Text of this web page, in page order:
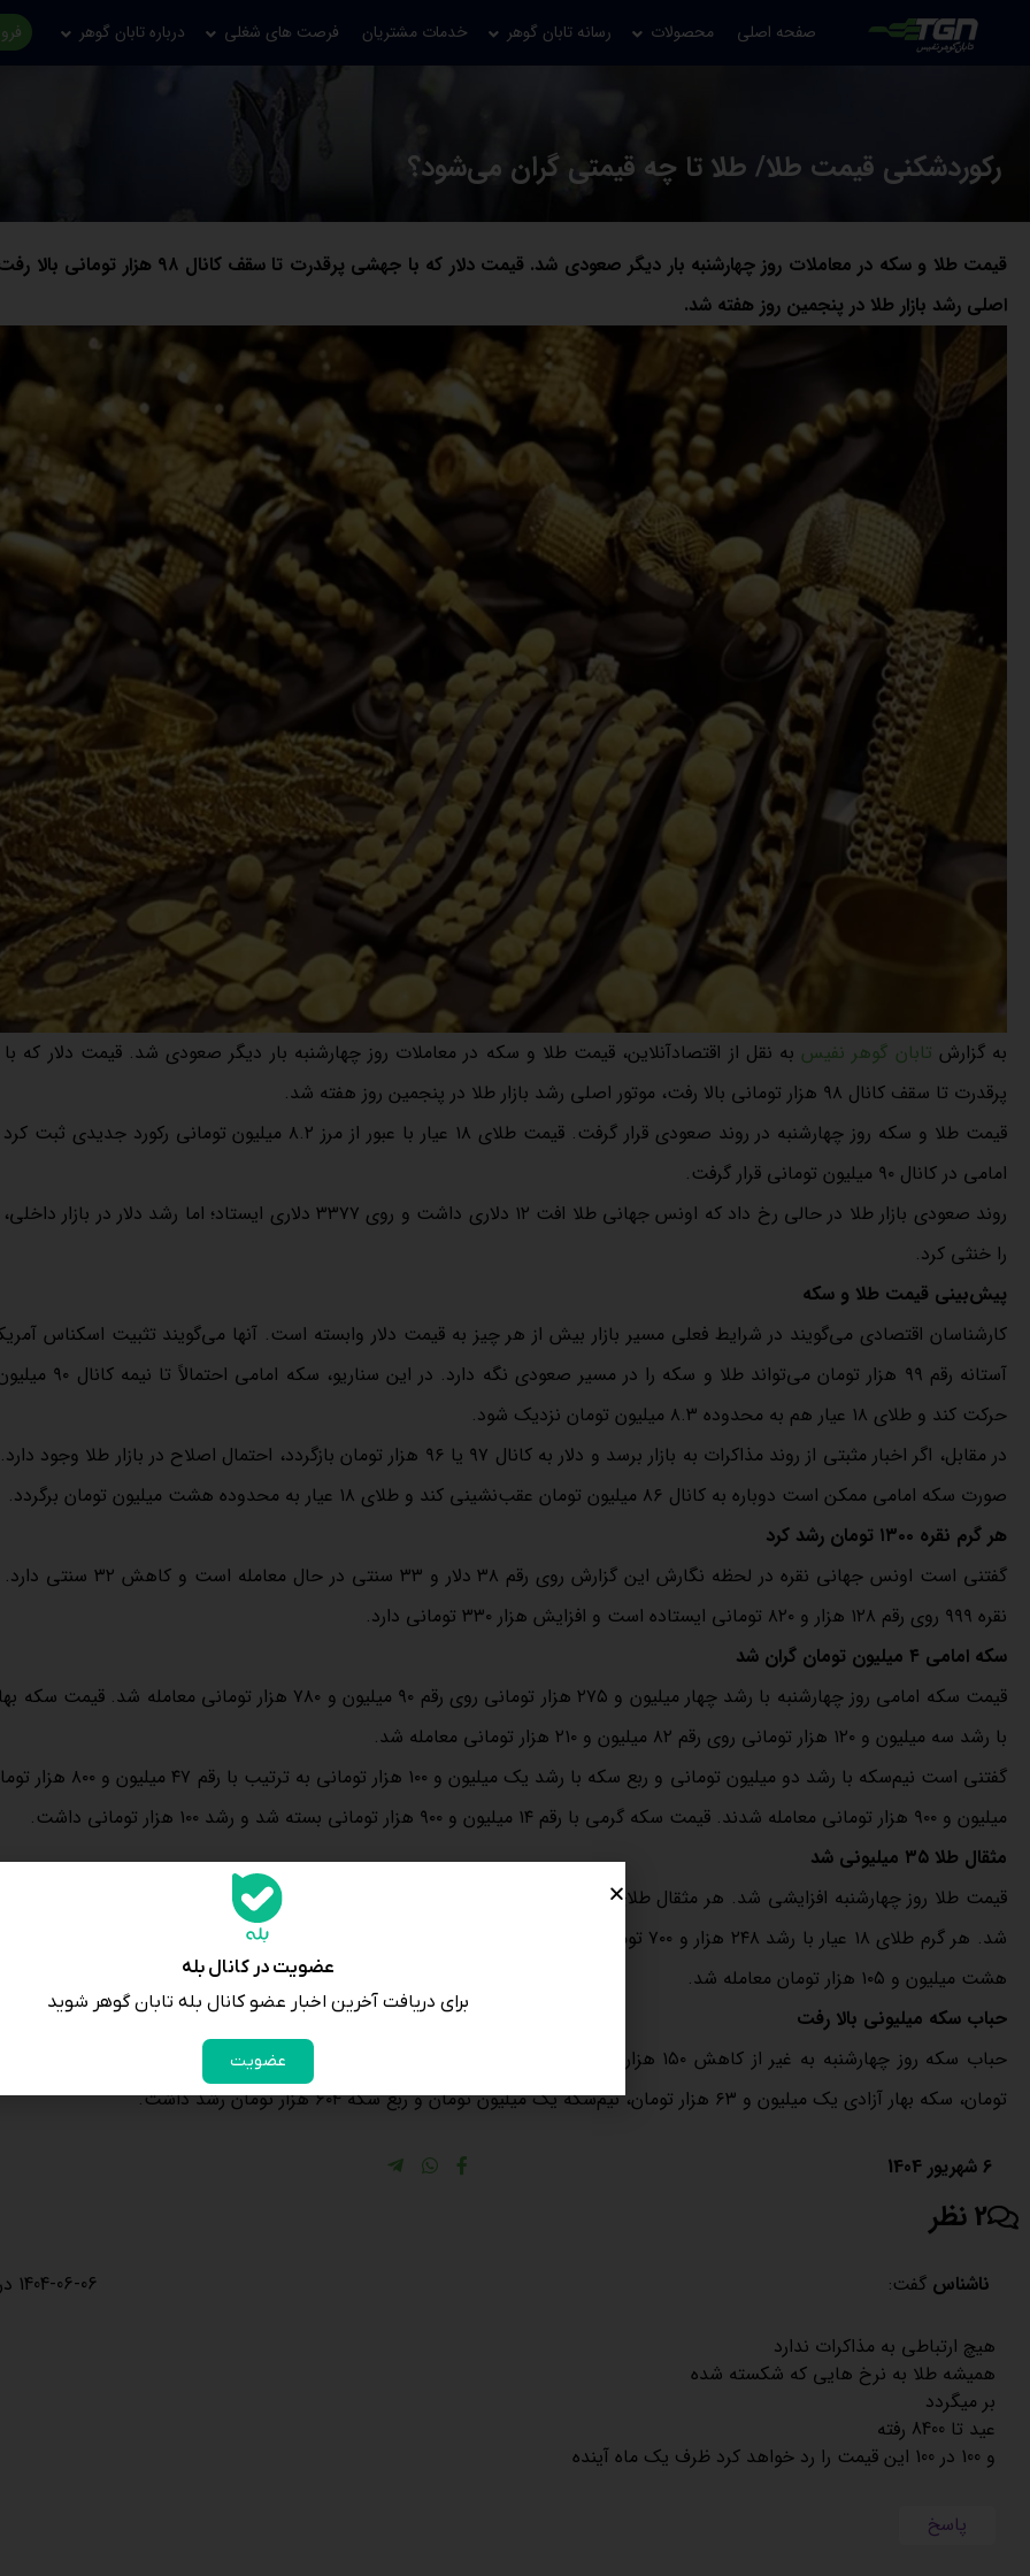
صفحه اصلی محصولات رسانه تابان گوهر خدمات مشتریان فرصت های شغلی درباره تابان گوهر
رکوردشکنی قیمت طلا/ طلا تا چه قیمتی گران می‌شود؟
قیمت طلا و سکه در معاملات روز چهارشنبه بار دیگر صعودی شد. قیمت دلار که با جهشی پرقدرت تا سقف
اصلی رشد بازار طلا در پنجمین روز هفته شد.
به گزارش تابان گوهر نفیس به نقل از اقتصادآنلاین، قیمت طلا و سکه در معاملات روز چهارشنبه بار دیگر صعودی شد. قیمت دلار که
پرقدرت تا سقف کانال ۹۸ هزار تومانی بالا رفت، موتور اصلی رشد بازار طلا در پنجمین روز هفته شد.
قیمت طلا و سکه روز چهارشنبه در روند صعودی قرار گرفت. قیمت طلای ۱۸ عیار با عبور از مرز ۸.۲ میلیون تومانی
امامی در کانال ۹۰ میلیون تومانی قرار گرفت.
روند صعودی بازار طلا در حالی رخ داد که اونس جهانی طلا افت ۱۲ دلاری داشت و روی ۳۳۷۷ دلاری ایستاد؛ اما رشد دلار در
را خنثی کرد.
پیش‌بینی قیمت طلا و سکه
کارشناسان اقتصادی می‌گویند در شرایط فعلی مسیر بازار بیش از هر چیز به قیمت دلار وابسته است. آنها می‌گویند تثبیت اسکناس
آستانه رقم ۹۹ هزار تومان می‌تواند طلا و سکه را در مسیر
حرکت کند و طلای ۱۸ عیار هم به محدوده ۸.۳ میلیون تومان نزدیک شود.
در مقابل، اگر اخبار مثبتی از روند مذاکرات به بازار برسد و دلار به کانال ۹۷ یا ۹۶ هزار تومان بازگردد، احتمال اصلاح در بازار
صورت سکه امامی ممکن است دوباره به کانال ۸۶ میلیون تومان عقب‌نشینی کند و طلای ۱۸ عیار به محدوده هشت میلیون تومان برگردد.
هر گرم نقره ۱۳۰۰ تومان رشد کرد
گفتنی است اونس جهانی نقره در لحظه نگارش این گزارش روی رقم ۳۸ دلار و
نقره ۹۹۹ روی رقم ۱۲۸ هزار و ۸۲۰ تومانی ایستاده است و افزایش هزار ۳۳۰ تومانی دارد.
سکه امامی ۴ میلیون تومان گران شد
قیمت سکه امامی روز چهارشنبه با رشد چهار میلیون و ۲۷۵ هزار تومانی روی رقم ۹۰ میلیون و ۷۸۰ هزار تومانی معامله
با رشد سه میلیون و ۱۲۰ هزار تومانی روی رقم ۸۲ میلیون و ۲۱۰ هزار تومانی معامله شد.
میلیون و ۹۰۰ هزار تومانی معامله شدند. قیمت سکه گرمی با رقم ۱۴ میلیون و ۹۰۰ هزار تومانی بسته شد و رشد ۱۰۰ هزار تومانی داشت.
مثقال طلا ۳۵ میلیونی شد
شد. هر گرم طلای ۱۸ عیار با رشد ۲۴۸ هزار و ۷۰۰ تومانی در محدوده هشت میلیون و ۲۱۳ هزار تومانی ایستاد. قیمت طلای
هشت میلیون و ۱۰۵ هزار تومان معامله شد.
حباب سکه میلیونی بالا رفت
تومان، سکه بهار آزادی یک میلیون و ۶۳ هزار تومان، نیم‌سکه یک میلیون تومان و ربع سکه ۶۰۴ هزار تومان رشد داشت.
6 شهریور 1404
2 نظر
ناشناس گفت: 1404-06-06 در 11:30
هیچ ارتباطی به مذاکرات ندارد
همیشه طلا به نرخ هایی که شکسته شده
بر میگردد
عید تا 8400 رفته
و 100 در 100 این قیمت را رد خواهد کرد ظرف یک ماه آینده
پاسخ
عضویت در کانال بله
برای دریافت آخرین اخبار عضو کانال بله تابان گوهر شوید
عضویت